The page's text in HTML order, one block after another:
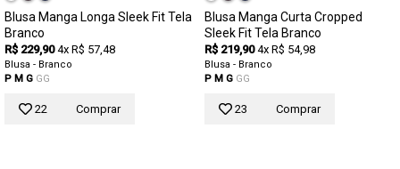
Blusa Manga Longa Sleek Fit Tela
Branco
R$ 229,90 4x R$ 57,48
Blusa - Branco
P M G GG
22 Comprar
Blusa Manga Curta Cropped
Sleek Fit Tela Branco
R$ 219,90 4x R$ 54,98
Blusa - Branco
P M G GG
23 Comprar